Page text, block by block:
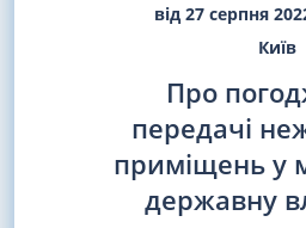
від 27 серпня
Київ
Про
передачі
приміщень у
державну